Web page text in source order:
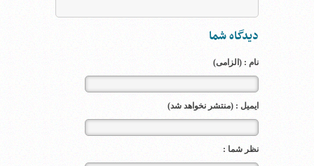
دیدگاه شما
نام : (الزامی)
ایمیل : (منتشر نخواهد شد)
نظر شما :